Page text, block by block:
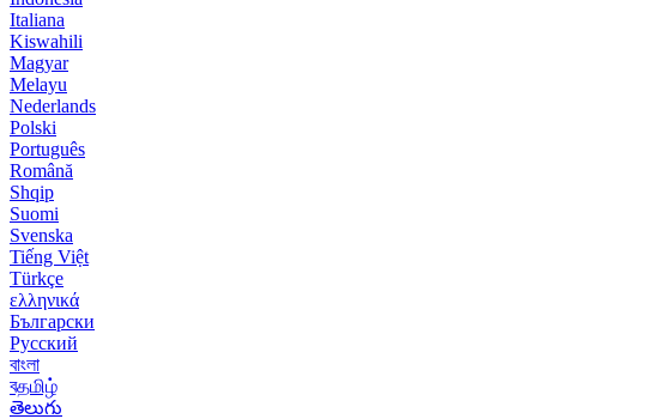
Italiana
Kiswahili
Magyar
Melayu
Nederlands
Polski
Português
Română
Shqip
Suomi
Svenska
Tiếng Việt
Türkçe
ελληνικά
Български
Русский
বাংলা
বதமிழ்
తెలుగు